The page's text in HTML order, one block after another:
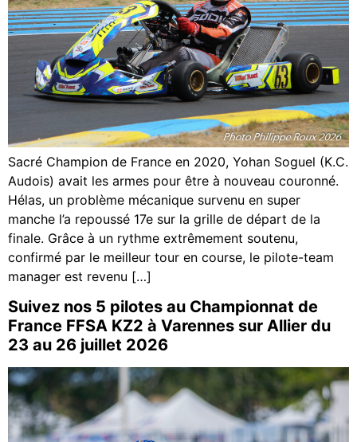
Sacré Champion de France en 2020, Yohan Soguel (K.C.
Audois) avait les armes pour être à nouveau couronné.
Hélas, un problème mécanique survenu en super
manche l’a repoussé 17e sur la grille de départ de la
finale. Grâce à un rythme extrêmement soutenu,
confirmé par le meilleur tour en course, le pilote-team
manager est revenu […]
Suivez nos 5 pilotes au Championnat de
France FFSA KZ2 à Varennes sur Allier du
23 au 26 juillet 2026